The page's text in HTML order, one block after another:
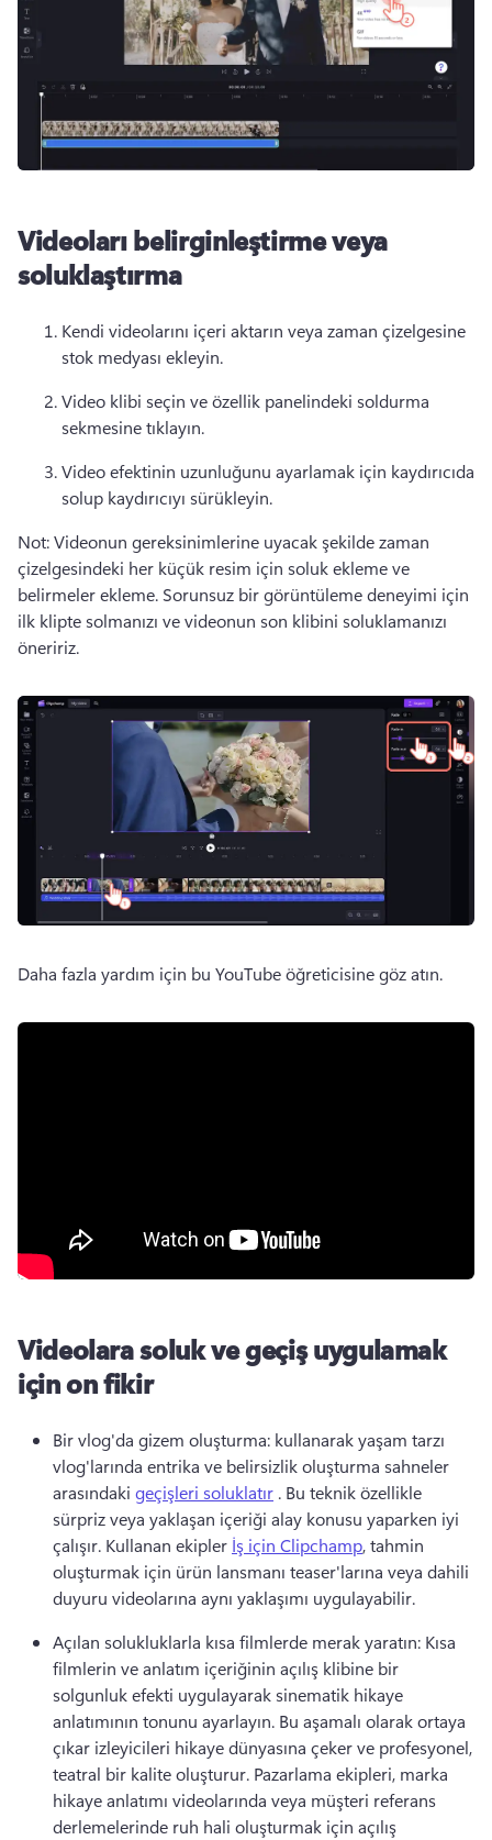
Videoları belirginleştirme veya
soluklaştırma
Kendi videolarını içeri aktarın veya zaman çizelgesine
stok medyası ekleyin.
Video klibi seçin ve özellik panelindeki soldurma
sekmesine tıklayın.
Video efektinin uzunluğunu ayarlamak için kaydırıcıda
solup kaydırıcıyı sürükleyin.
Not: Videonun gereksinimlerine uyacak şekilde zaman
çizelgesindeki her küçük resim için soluk ekleme ve
belirmeler ekleme. Sorunsuz bir görüntüleme deneyimi için
ilk klipte solmanızı ve videonun son klibini soluklamanızı
öneririz.
Daha fazla yardım için bu YouTube öğreticisine göz atın.
Videolara soluk ve geçiş uygulamak
için on fikir
Bir vlog'da gizem oluşturma: kullanarak yaşam tarzı
vlog'larında entrika ve belirsizlik oluşturma sahneler
arasındaki geçişleri soluklatır . Bu teknik özellikle
sürpriz veya yaklaşan içeriği alay konusu yaparken iyi
çalışır. Kullanan ekipler İş için Clipchamp, tahmin
oluşturmak için ürün lansmanı teaser'larına veya dahili
duyuru videolarına aynı yaklaşımı uygulayabilir.
Açılan solukluklarla kısa filmlerde merak yaratın: Kısa
filmlerin ve anlatım içeriğinin açılış klibine bir
solgunluk efekti uygulayarak sinematik hikaye
anlatımının tonunu ayarlayın. Bu aşamalı olarak ortaya
çıkar izleyicileri hikaye dünyasına çeker ve profesyonel,
teatral bir kalite oluşturur. Pazarlama ekipleri, marka
hikaye anlatımı videolarında veya müşteri referans
derlemelerinde ruh hali oluşturmak için açılış